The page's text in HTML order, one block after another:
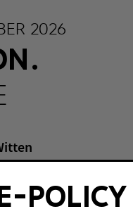
2026
POLICY